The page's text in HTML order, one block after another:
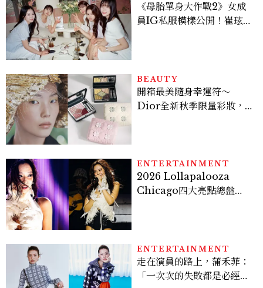
《母胎單身大作戰2》女成
員IG私服模樣公開！崔玹諝
BEAUTY
開箱最美隨身幸運符～
Dior全新秋季限量彩妝，
ENTERTAINMENT
2026 Lollapalooza
Chicago四大亮點總盤
ENTERTAINMENT
走在演員的路上，蒲禾菲：
「一次次的失敗都是必經過